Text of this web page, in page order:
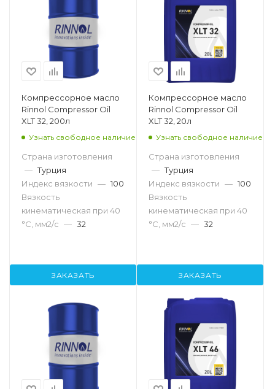
Компрессорное масло
Rinnol Compressor Oil
XLT 32, 200л
Узнать свободное наличие
Страна изготовления
— Турция
Индекс вязкости — 100
Вязкость
кинематическая при 40
°С, мм2/с — 32
ЗАКАЗАТЬ
Компрессорное масло
Rinnol Compressor Oil
XLT 32, 20л
Узнать свободное наличие
Страна изготовления
— Турция
Индекс вязкости — 100
Вязкость
кинематическая при 40
°С, мм2/с — 32
ЗАКАЗАТЬ